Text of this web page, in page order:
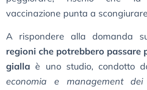
vaccinazione punta a
A rispondere alla domanda
regioni che potrebbero passare
gialla è uno studio, condotto
economia e management